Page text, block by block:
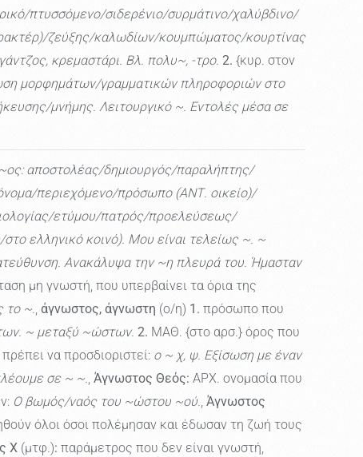
πτυσσόμενο/σιδερένιο/συρμάτινο/χαλύβδινο/
ζεύξης/καλωδίων/κουμπώματος/κουρτίνας
κρεμαστάρι. Βλ. πολυ~, -τρο. 2. {κυρ. στον
μορφημάτων/γραμματικών πληροφοριών στο
μνήμης. Λειτουργικό ~. Εντολές μέσα σε
~ος: αποστολέας/δημιουργός/παραλήπτης/
περιεχόμενο/πρόσωπο (ΑΝΤ. οικείο)/
ετύμου/πατρός/προελεύσεως/
ελληνικό κοινό). Μου είναι τελείως ~. ~
Ανακάλυψα την ~η πλευρά του. Ήμασταν
μη γνωστή, που υπερβαίνει τα όρια της
το ~., άγνωστος, άγνωστη (ο/η) 1. πρόσωπο που
~ μεταξύ ~ώστων. 2. ΜΑΘ. {στο αρσ.} όρος που
να προσδιοριστεί: ο ~ χ, ψ. Εξίσωση με έναν
σε ~ ~., Άγνωστος Θεός: ΑΡΧ. ονομασία που
Ο βωμός/ναός του ~ώστου ~ού., Άγνωστος
όλοι όσοι πολέμησαν και έδωσαν τη ζωή τους
Χ (μτφ.): παράμετρος που δεν είναι γνωστή,